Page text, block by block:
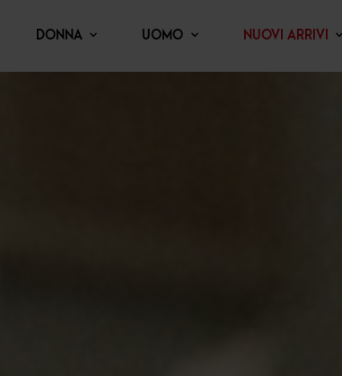
DONNA UOMO NUOVI ARRIVI